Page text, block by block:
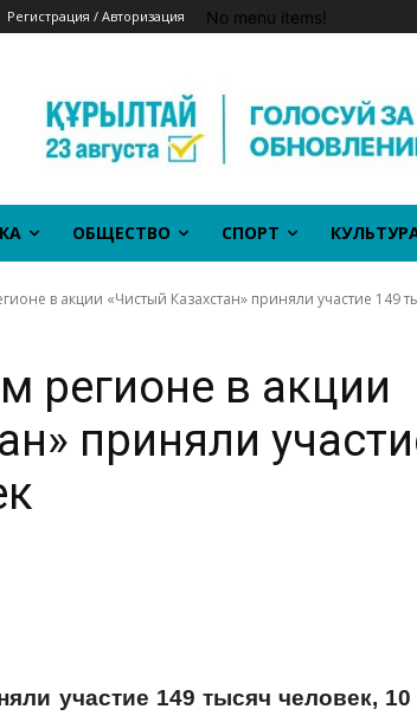
Регистрация / Авторизация No menu items!
ОБЩЕСТВО СПОРТ
в акции «Чистый Казахстан» приняли участие 149
регионе в акции
приняли
участие 149 тысяч человек, 10